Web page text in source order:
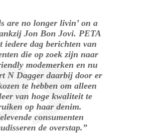
are no longer livin’ on a
Jon Bon Jovi. PETA
iedere dag berichten van
die op zoek zijn naar
modemerken en nu
N Dagger daarbij door er
te hebben om alleen
van hoge kwaliteit te
op haar denim.
consumenten
de overstap.”